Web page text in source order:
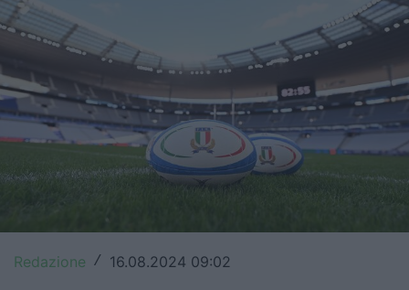
Internazionale
6 Nazioni
United Rugby Championship
Top14
Premiership
Champions Cup
Challenge Cup
Redazione / 16.08.2024 09:02